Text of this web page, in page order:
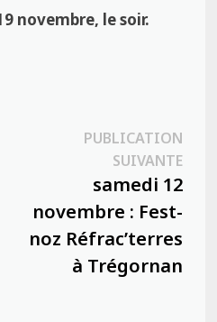
novembre, le soir.
:
PUBLICATION
SUIVANTE
samedi 12
novembre : Fest-
noz Réfrac’terres
à Trégornan